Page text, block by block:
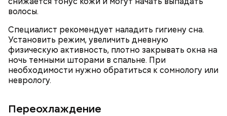
волосы.
Специалист рекомендует наладить гигиену сна.
Установить режим, увеличить дневную
физическую активность, плотно закрывать окна на
ночь темными шторами в спальне. При
необходимости нужно обратиться к сомнологу или
неврологу.
Переохлаждение
хорошо, потому что дает энергию. Но важно
увлекаться, так же как и арбузами, людям с
сахарным диабетом и лишним весом, —
подчеркнула доктор.